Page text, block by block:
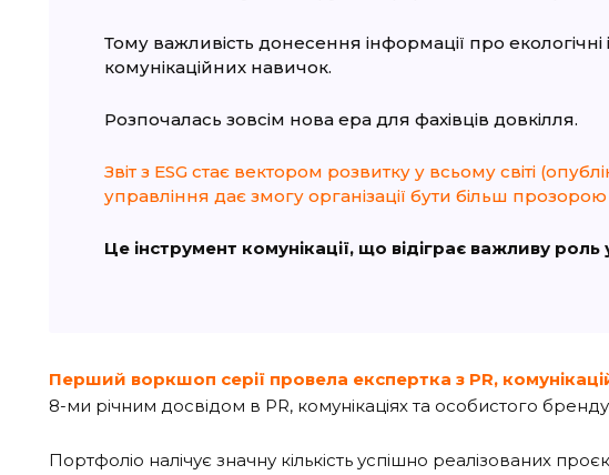
Тому важливість донесення інформації про
комунікаційних навичок.
Розпочалась зовсім нова ера для фахівців довкілля.
Звіт з ESG стає вектором розвитку у всьому світі
управління дає змогу організації бути більш
Це інструмент комунікації, що відіграє важливу
Перший воркшоп серії провела експертка з PR,
8-ми річним досвідом в PR, комунікаціях та особистого
Портфоліо налічує значну кількість успішно реалізованих